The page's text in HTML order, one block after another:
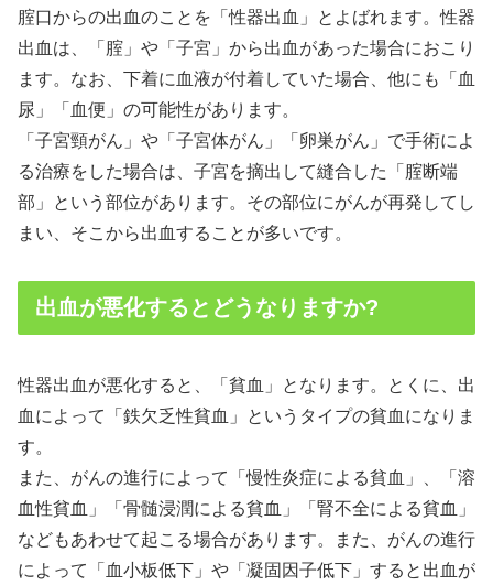
腟口からの出血のことを「性器出血」とよばれます。性器
出血は、「腟」や「子宮」から出血があった場合におこり
ます。なお、下着に血液が付着していた場合、他にも「血
尿」「血便」の可能性があります。
「子宮頸がん」や「子宮体がん」「卵巣がん」で手術によ
る治療をした場合は、子宮を摘出して縫合した「腟断端
部」という部位があります。その部位にがんが再発してし
まい、そこから出血することが多いです。
出血が悪化するとどうなりますか?
性器出血が悪化すると、「貧血」となります。とくに、出
血によって「鉄欠乏性貧血」というタイプの貧血になりま
す。
また、がんの進行によって「慢性炎症による貧血」、「溶
血性貧血」「骨髄浸潤による貧血」「腎不全による貧血」
などもあわせて起こる場合があります。また、がんの進行
によって「血小板低下」や「凝固因子低下」すると出血が